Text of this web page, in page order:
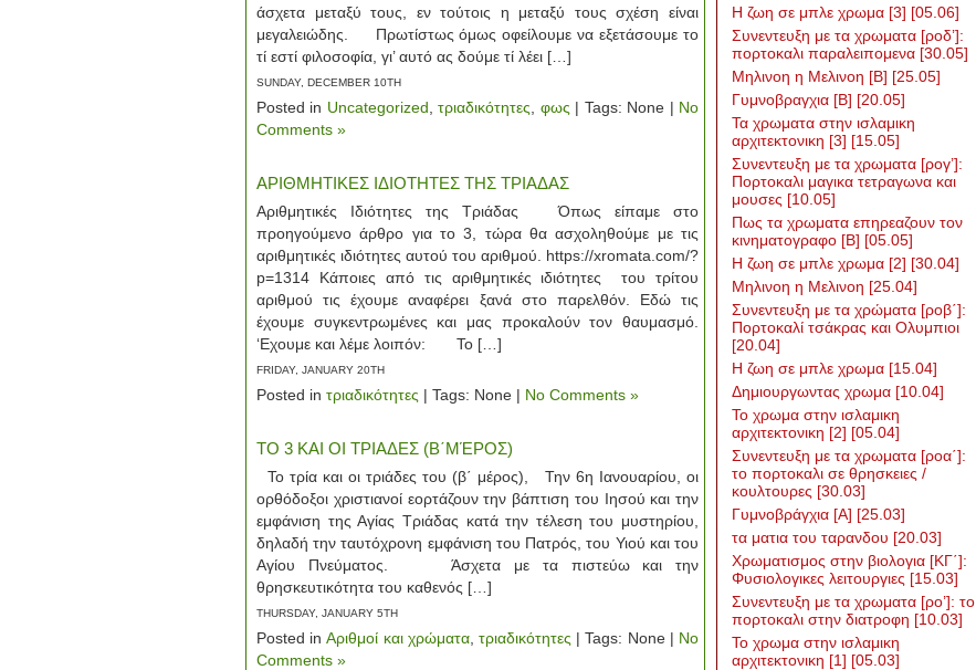
άσχετα μεταξύ τους, εν τούτοις η μεταξύ τους σχέση είναι
μεγαλειώδης. Πρωτίστως όμως οφείλουμε να εξετάσουμε το
τί εστί φιλοσοφία, γι’ αυτό ας δούμε τί λέει […]
SUNDAY, DECEMBER 10TH
Posted in Uncategorized ,τριαδικότητες φως | Tags: None | No
Comments »
ΑΡΙΘΜΗΤΙΚΕΣ ΙΔΙΟΤΗΤΕΣ ΤΗΣ ΤΡΙΑΔΑΣ
Αριθμητικές Ιδιότητες της Τριάδας Όπως είπαμε στο
προηγούμενο άρθρο για το 3, τώρα θα ασχοληθούμε με τις
αριθμητικές ιδιότητες αυτού του αριθμού. https://xromata.com/?
p=1314 Κάποιες από τις αριθμητικές ιδιότητες του τρίτου
αριθμού τις έχουμε αναφέρει ξανά στο παρελθόν. Εδώ τις
έχουμε συγκεντρωμένες και μας προκαλούν τον θαυμασμό.
‘Εχουμε και λέμε λοιπόν: Το […]
FRIDAY, JANUARY 20TH
Posted in τριαδικότητες | Tags: None | No Comments »
ΤΟ 3 ΚΑΙ ΟΙ ΤΡΙΑΔΕΣ (Β΄ΜΈΡΟΣ)
Το τρία και οι τριάδες του (β΄ μέρος), Την 6η Ιανουαρίου, οι
ορθόδοξοι χριστιανοί εορτάζουν την βάπτιση του Ιησού και την
εμφάνιση της Αγίας Τριάδας κατά την τέλεση του μυστηρίου,
δηλαδή την ταυτόχρονη εμφάνιση του Πατρός, του Υιού και του
Αγίου Πνεύματος. Άσχετα με τα πιστεύω και την
θρησκευτικότητα του καθενός […]
THURSDAY, JANUARY 5TH
Posted inΑριθμοί και χρώματα,τριαδικότητες | Tags: None | No
Comments »
Η ζωη σε μπλε χρωμα [3] [05.06]
Συνεντευξη με τα χρωματα [ροδ’]:
πορτοκαλι παραλειπομενα [30.05]
Μηλινοη η Μελινοη [Β] [25.05]
Γυμνοβραγχια [Β] [20.05]
Τα χρωματα στην ισλαμικη
αρχιτεκτονικη [3] [15.05]
Συνεντευξη με τα χρωματα [ρογ’]:
Πορτοκαλι μαγικα τετραγωνα και
μουσες [10.05]
Πως τα χρωματα επηρεαζουν τον
κινηματογραφο [Β] [05.05]
H ζωη σε μπλε χρωμα [2] [30.04]
Μηλινοη η Μελινοη [25.04]
Συνεντευξη με τα χρώματα [ροβ΄]:
Πορτοκαλί τσάκρας και Ολυμπιοι
[20.04]
Η ζωη σε μπλε χρωμα [15.04]
Δημιουργωντας χρωμα [10.04]
Το χρωμα στην ισλαμικη
αρχιτεκτονικη [2] [05.04]
Συνεντευξη με τα χρωματα [ροα΄]:
το πορτοκαλι σε θρησκειες /
κουλτουρες [30.03]
Γυμνοβράγχια [Α] [25.03]
τα ματια του ταρανδου [20.03]
Χρωματισμος στην βιολογια [ΚΓ΄]:
Φυσιολογικες λειτουργιες [15.03]
Συνεντευξη με τα χρωματα [ρο’]: το
πορτοκαλι στην διατροφη [10.03]
To χρωμα στην ισλαμικη
αρχιτεκτονικη [1] [05.03]